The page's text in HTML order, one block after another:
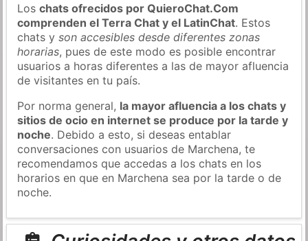
Loschats ofrecidos por QuieroChat.Com
comprenden el Terra Chat y el LatinChat. Estos
chats yson accesibles desde diferentes zonas
horarias, pues de este modo es posible encontrar
usuarios a horas diferentes a las de mayor afluencia
de visitantes en tu país.
Por norma general, la mayor afluencia a los chats y
sitios de ocio en internet se produce por la tarde y
noche. Debido a esto, si deseas entablar
conversaciones con usuarios de Marchena, te
recomendamos que accedas a los chats en los
horarios en que en Marchena sea por la tarde o de
noche.